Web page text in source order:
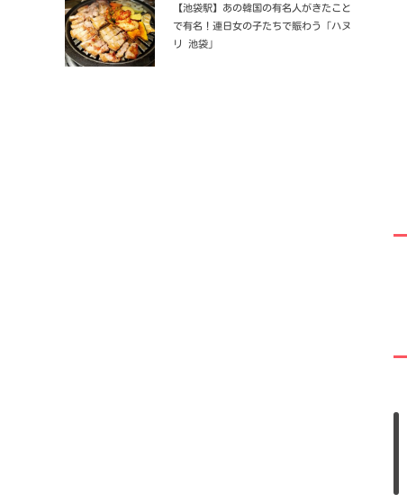
【池袋駅】あの韓国の有名人がきたこと
で有名！連日女の子たちで賑わう「ハヌ
リ 池袋」